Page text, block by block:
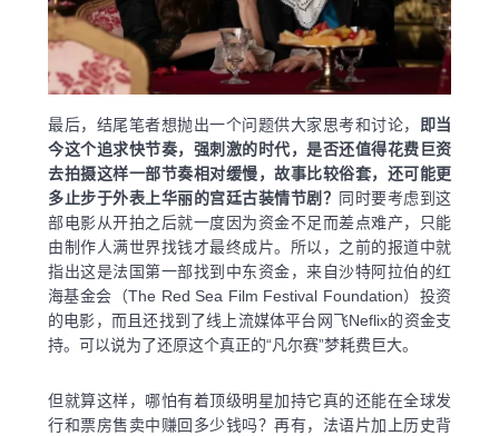
最后，结尾笔者想抛出一个问题供大家思考和讨论， 即当
今这个追求快节奏，强刺激的时代，是否还值得花费巨资
去拍摄这样一部节奏相对缓慢，故事比较俗套，还可能更
多止步于外表上华丽的宫廷古装情节剧？ 同时要考虑到这
部电影从开拍之后就一度因为资金不足而差点难产，只能
由制作人满世界找钱才最终成片。所以，之前的报道中就
指出这是法国第一部找到中东资金，来自沙特阿拉伯的红
海基金会（The Red Sea Film Festival Foundation）投资
的电影，而且还找到了线上流媒体平台网飞Neflix的资金支
持。可以说为了还原这个真正的“凡尔赛”梦耗费巨大。
但就算这样，哪怕有着顶级明星加持它真的还能在全球发
行和票房售卖中赚回多少钱吗？再有，法语片加上历史背